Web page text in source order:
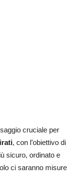
cruciale per
, con l’obiettivo di
sicuro, ordinato e
ci saranno misure